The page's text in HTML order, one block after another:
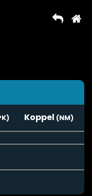
Koppel